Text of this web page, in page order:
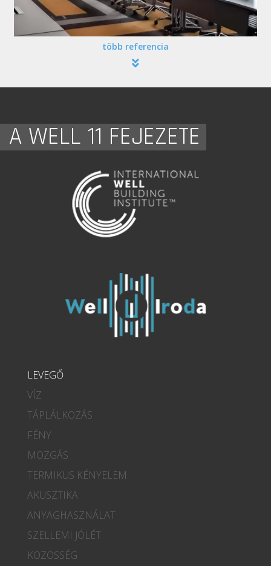
több referencia
A WELL 11 FEJEZETE
LEVEGŐ
VÍZ
TÁPLÁLKOZÁS
FÉNY
MOZGÁS
TERMIKUS KÉNYELEM
AKUSZTIKA
ANYAGHASZNÁLAT
SZELLEMI JÓLÉT
KÖZÖSSÉG